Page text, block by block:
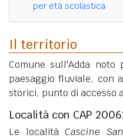
per età scolastica
Il territorio
Comune sull'Adda
paesaggio fluviale, con
storici, punto di accesso
Località con CAP
Le localitàCascine